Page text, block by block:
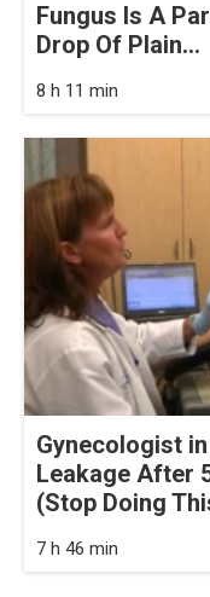
Fungus Is A
Drop Of Plain...
8 h 11 min
Gynecologist
Leakage After
(Stop Doing
7 h 46 min